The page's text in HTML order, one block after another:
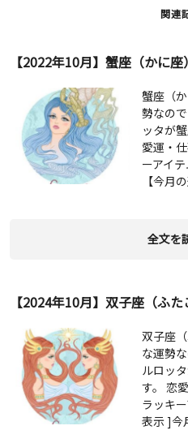
関連
【2022年10月】蟹座（かに
蟹座（
勢なの
ッタが
愛運・
ーアイ
【今月
全文を
【2024年10月】双子座（ふ
双子座
な運勢
ルロッ
す。 恋
ラッキ
表示 ]今